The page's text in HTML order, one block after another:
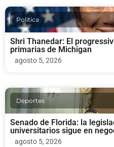
Politica
Shri Thanedar: El
primarias de Michigan
agosto 5, 2026
Deportes
Senado de Florida: la
universitarios sigue en
agosto 5, 2026